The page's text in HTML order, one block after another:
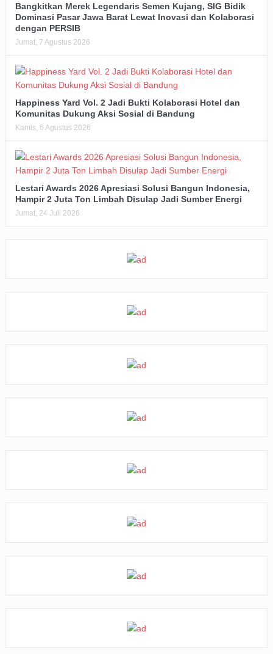
Bangkitkan Merek Legendaris Semen Kujang, SIG Bidik
Dominasi Pasar Jawa Barat Lewat Inovasi dan Kolaborasi
dengan PERSIB
Jumat, 7 Agustus 2026
Happiness Yard Vol. 2 Jadi Bukti Kolaborasi Hotel dan
Komunitas Dukung Aksi Sosial di Bandung
Kamis, 6 Agustus 2026
Lestari Awards 2026 Apresiasi Solusi Bangun Indonesia,
Hampir 2 Juta Ton Limbah Disulap Jadi Sumber Energi
Jumat, 24 Juli 2026